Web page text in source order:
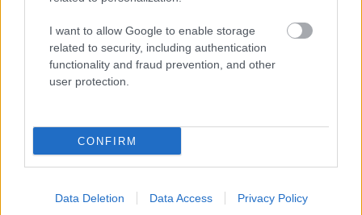
I want to allow Google to enable storage
related to security, including authentication
functionality and fraud prevention, and other
user protection.
CONFIRM
Data Deletion Data Access Privacy Policy
GooBo, 2019, 112 oldal.